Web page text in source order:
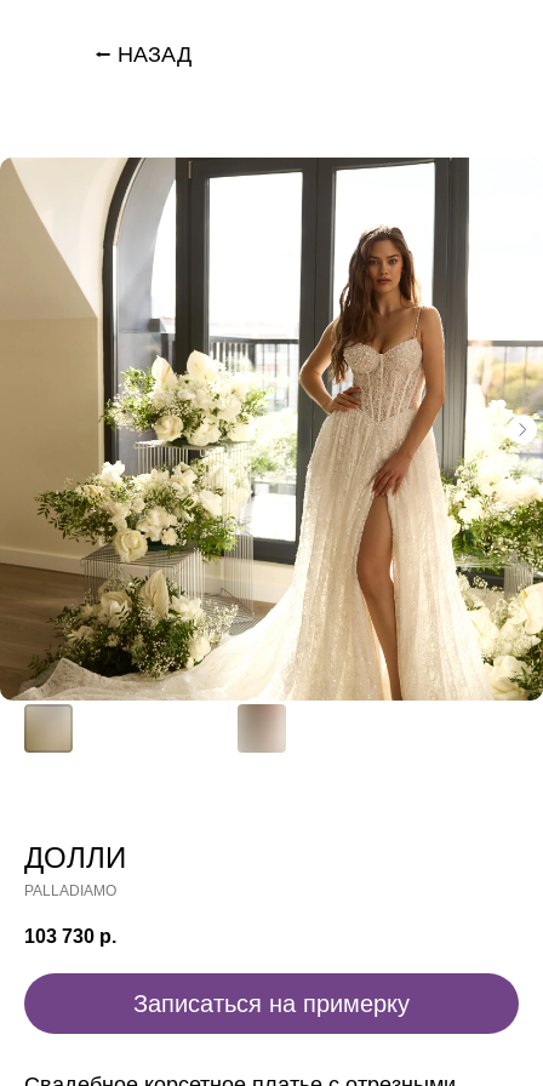
⭠ НАЗАД
ДОЛЛИ
PALLADIAMO
103 730 р.
Записаться на примерку